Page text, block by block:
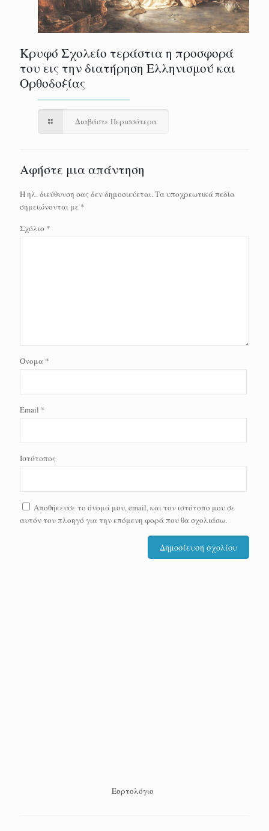
Κρυφό Σχολείο τεράστια η προσφορά
του εις την διατήρηση Ελληνισμού και
Ορθοδοξίας
Διαβάστε Περισσότερα
Αφήστε μια απάντηση
Η ηλ. διεύθυνση σας δεν δημοσιεύεται.Τα υποχρεωτικά πεδία
σημειώνονται με *
Σχόλιο *
Όνομα *
Email *
Ιστότοπος
Αποθήκευσε το όνομά μου, email, και τον ιστότοπο μου σε
αυτόν τον πλοηγό για την επόμενη φορά που θα σχολιάσω.
Εορτολόγιο